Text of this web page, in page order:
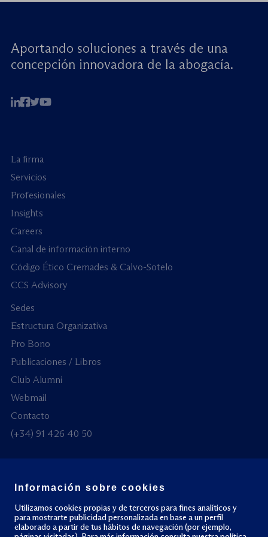
Aportando soluciones a través de una
concepción innovadora de la abogacía.
La firma
Servicios
Profesionales
Insights
Careers
Canal de información interno
Código Ético Cremades & Calvo-Sotelo
CCS Advisory
Sedes
Estructura Organizativa
Pro Bono
Publicaciones / Libros
Club Alumni
Webmail
Contacto
(+34) 91 426 40 50
© Todos los derechos reservados
Política de privacidad Política de cookies
Información sobre cookies
Utilizamos cookies propias y de terceros para fines analíticos y
para mostrarte publicidad personalizada en base a un perfil
elaborado a partir de tus hábitos de navegación (por ejemplo,